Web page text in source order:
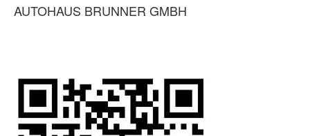
AUTOHAUS BRUNNER GMBH